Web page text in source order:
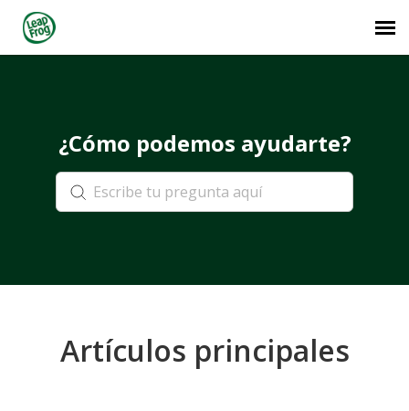
¿Cómo podemos ayudarte?
Artículos principales